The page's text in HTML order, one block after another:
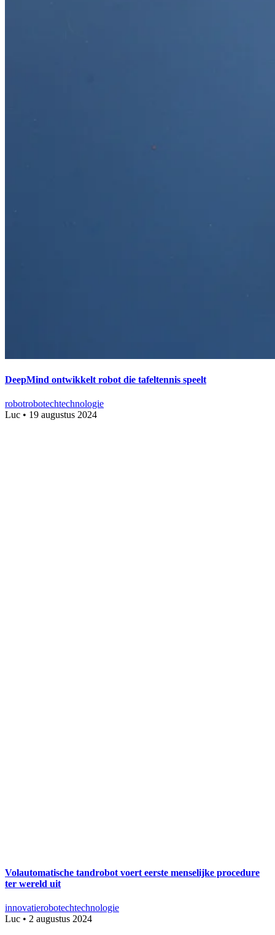
DeepMind ontwikkelt robot die tafeltennis speelt
robotrobotechtechnologie
Luc • 19 augustus 2024
Volautomatische tandrobot voert eerste menselijke procedure
ter wereld uit
innovatierobotechtechnologie
Luc • 2 augustus 2024